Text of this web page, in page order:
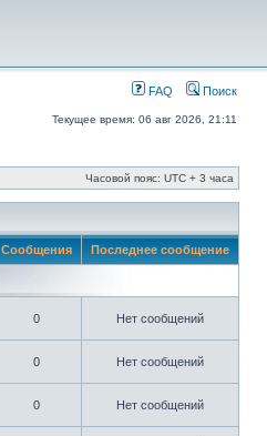
FAQ Поиск
Текущее время: 06 авг 2026, 21:11
Часовой пояс: UTC + 3 часа
Сообщения Последнее сообщение
0 Нет сообщений
0 Нет сообщений
0 Нет сообщений